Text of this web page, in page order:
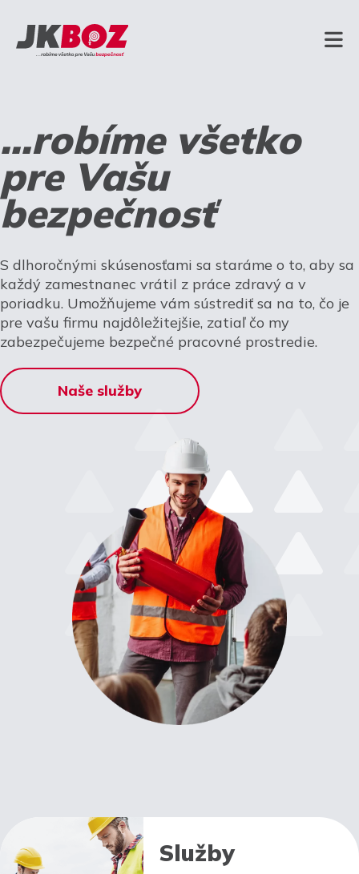
...robíme všetko
pre Vašu
bezpečnosť
S dlhoročnými skúsenosťami sa staráme o to, aby sa
každý zamestnanec vrátil z práce zdravý a v
poriadku. Umožňujeme vám sústrediť sa na to, čo je
pre vašu firmu najdôležitejšie, zatiaľ čo my
zabezpečujeme bezpečné pracovné prostredie.
Naše služby
Služby